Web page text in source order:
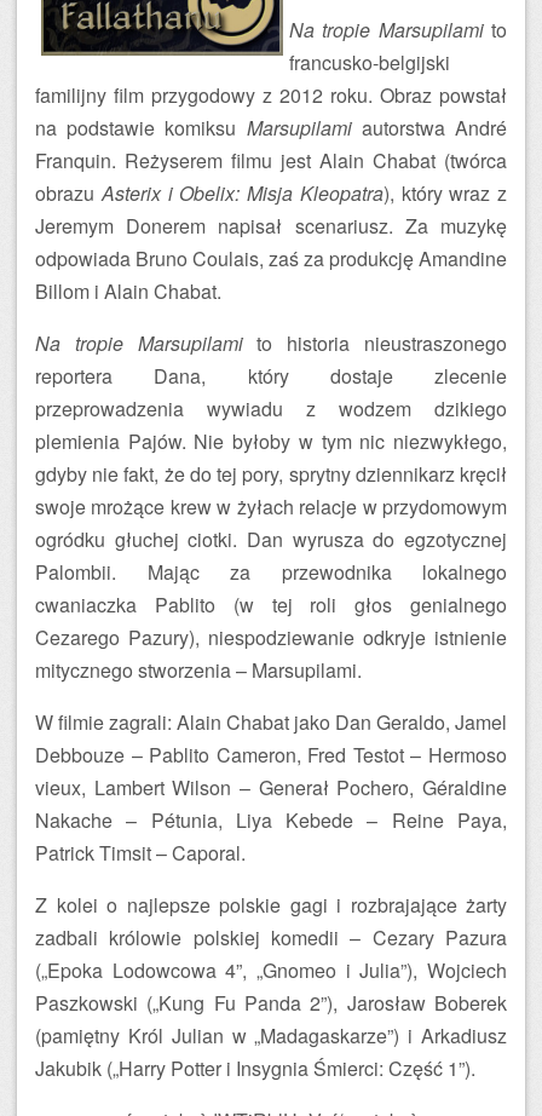
Na tropie Marsupilamito
francusko-belgijski
familijny film przygodowy z 2012 roku. Obraz powstał
na podstawie komiksu Marsupilamiautorstwa André
Franquin. Reżyserem filmu jest Alain Chabat (twórca
obrazuAsterix i Obelix: Misja Kleopatra), który wraz z
Jeremym Donerem napisał scenariusz. Za muzykę
odpowiada Bruno Coulais, zaś za produkcję Amandine
Billom i Alain Chabat.
Na tropie Marsupilamito historia nieustraszonego
reportera Dana, który dostaje zlecenie
przeprowadzenia wywiadu z wodzem dzikiego
plemienia Pajów. Nie byłoby w tym nic niezwykłego,
gdyby nie fakt, że do tej pory, sprytny dziennikarz kręcił
swoje mrożące krew w żyłach relacje w przydomowym
ogródku głuchej ciotki. Dan wyrusza do egzotycznej
Palombii. Mając za przewodnika lokalnego
cwaniaczka Pablito (w tej roli głos genialnego
Cezarego Pazury), niespodziewanie odkryje istnienie
mitycznego stworzenia – Marsupilami.
W filmie zagrali: Alain Chabat jako Dan Geraldo, Jamel
Debbouze – Pablito Cameron, Fred Testot – Hermoso
vieux, Lambert Wilson – Generał Pochero, Géraldine
Nakache – Pétunia, Liya Kebede – Reine Paya,
Patrick Timsit – Caporal.
Z kolei o najlepsze polskie gagi i rozbrajające żarty
zadbali królowie polskiej komedii – Cezary Pazura
(„Epoka Lodowcowa 4”, „Gnomeo i Julia”), Wojciech
Paszkowski („Kung Fu Panda 2”), Jarosław Boberek
(pamiętny Król Julian w „Madagaskarze”) i Arkadiusz
Jakubik („Harry Potter i Insygnia Śmierci: Część 1”).